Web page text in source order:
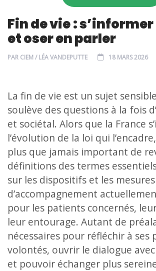
Fin de vie : s’informer
et oser en parler
PAR CIEM / LÉA VANDEPUTTE 18 MARS 2026
La fin de vie est un sujet
soulève des questions à la fois
et sociétal. Alors que la France
l’évolution de la loi qui
plus que jamais important de
définitions des termes
sur les dispositifs et les mesures
d’accompagnement
pour les patients concernés,
leur entourage. Autant de
nécessaires pour réfléchir à ses
volontés, ouvrir le dialogue
et pouvoir échanger plus